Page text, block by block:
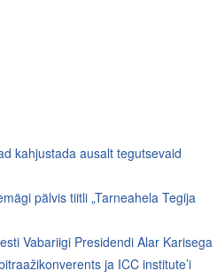
kahjustada ausalt tegutsevaid
pälvis tiitli „Tarneahela Tegija
Vabariigi Presidendi Alar Karisega
ja ICC institute’i